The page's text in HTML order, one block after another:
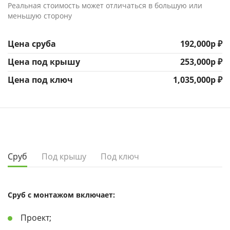
Реальная стоимость может отличаться в большую или
меньшую сторону
Цена сруба
192,000р ₽
Цена под крышу
253,000р ₽
Цена под ключ
1,035,000р ₽
Сруб Под крышу Под ключ
Сруб с монтажом включает:
Проект;